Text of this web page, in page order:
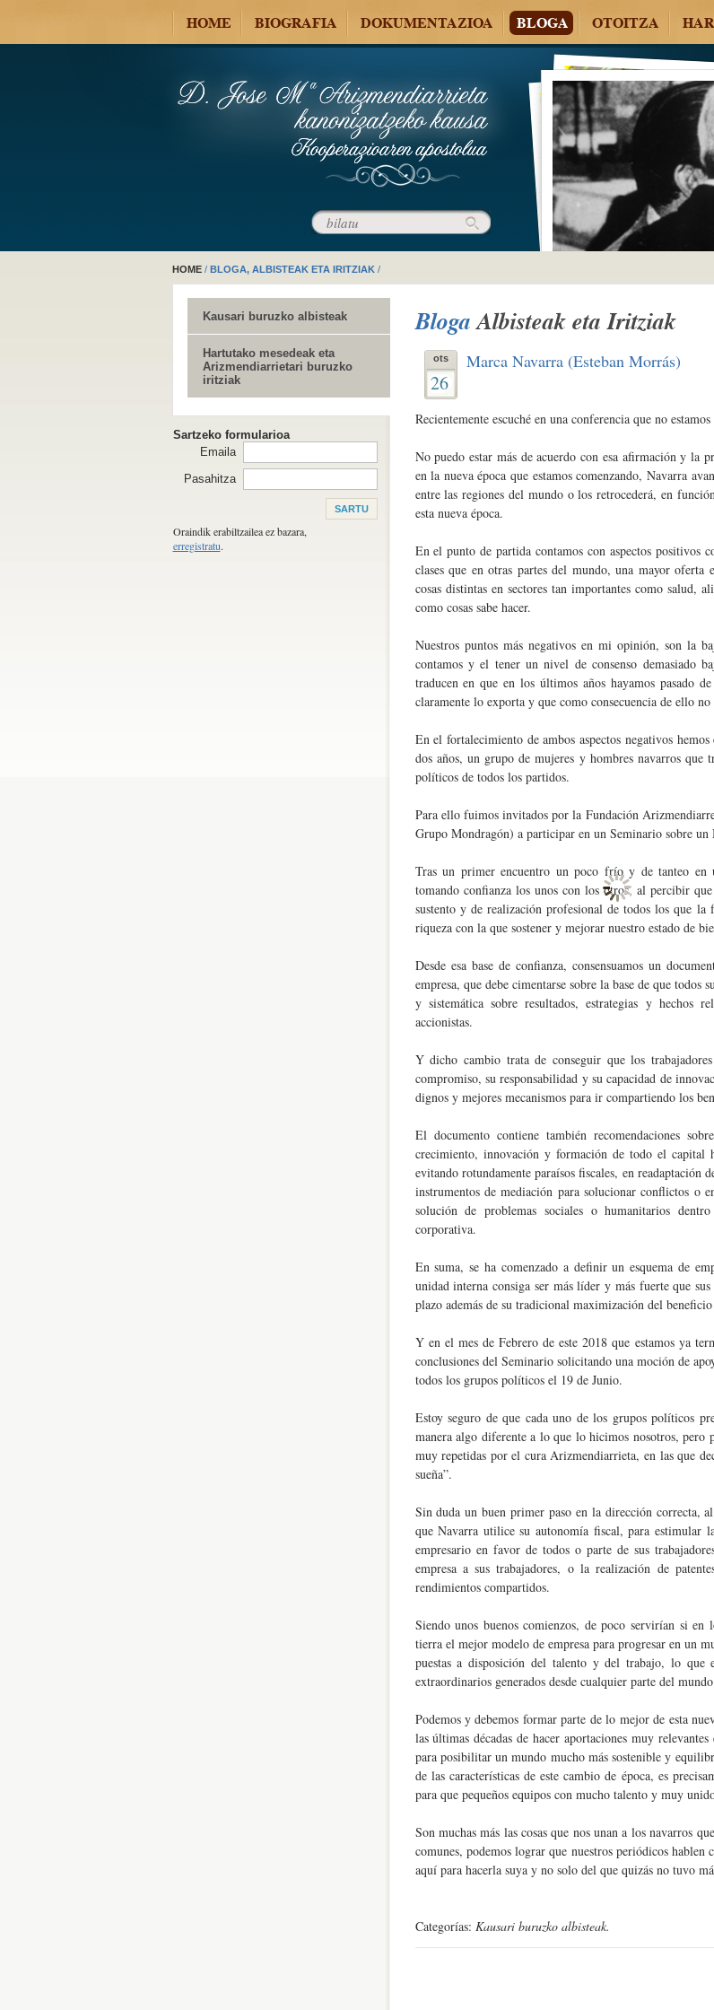
HOME BIOGRAFIA DOKUMENTAZIOA BLOGA OTOITZA
HOME/ BLOGA, ALBISTEAK ETA IRITZIAK/
Kausari buruzko albisteak
Hartutako mesedeak eta
Arizmendiarrietari buruzko
iritziak
Sartzeko formularioa
Emaila
Pasahitza
Oraindik erabiltzailea ez bazara,
erregistratu.
BlogaAlbisteak eta Iritziak
ots
26
Marca Navarra (Esteban Morrás)
Recientemente escuché en una conferencia que no
No puedo estar más de acuerdo con esa afirmación y la
en la nueva época que estamos comenzando, Navarra
entre las regiones del mundo o los retrocederá, en
esta nueva época.
En el punto de partida contamos con aspectos
clases que en otras partes del mundo, una mayor oferta
cosas distintas en sectores tan importantes como salud,
como cosas sabe hacer.
Nuestros puntos más negativos en mi opinión, son la
contamos y el tener un nivel de consenso demasiado
traducen en que en los últimos años hayamos pasado
claramente lo exporta y que como consecuencia de ello
En el fortalecimiento de ambos aspectos negativos
dos años, un grupo de mujeres y hombres navarros que
políticos de todos los partidos.
Para ello fuimos invitados por la Fundación
Grupo Mondragón) a participar en un Seminario sobre
Tras un primer encuentro un poco frío y de tanteo
tomando confianza los unos con los otros, al percibir
sustento y de realización profesional de todos los que
riqueza con la que sostener y mejorar nuestro estado de
Desde esa base de confianza, consensuamos un
empresa, que debe cimentarse sobre la base de que
y sistemática sobre resultados, estrategias y hechos
accionistas.
Y dicho cambio trata de conseguir que los
compromiso, su responsabilidad y su capacidad de
dignos y mejores mecanismos para ir compartiendo los
El documento contiene también recomendaciones
crecimiento, innovación y formación de todo el capital
evitando rotundamente paraísos fiscales, en
instrumentos de mediación para solucionar conflictos o
solución de problemas sociales o humanitarios
corporativa.
En suma, se ha comenzado a definir un esquema de
unidad interna consiga ser más líder y más fuerte que
plazo además de su tradicional maximización del
Y en el mes de Febrero de este 2018 que estamos ya
conclusiones del Seminario solicitando una moción de
todos los grupos políticos el 19 de Junio.
Estoy seguro de que cada uno de los grupos políticos
manera algo diferente a lo que lo hicimos nosotros, pero
muy repetidas por el cura Arizmendiarrieta, en las que
sueña”.
Sin duda un buen primer paso en la dirección correcta,
que Navarra utilice su autonomía fiscal, para estimular
empresario en favor de todos o parte de sus
empresa a sus trabajadores, o la realización de
rendimientos compartidos.
Siendo unos buenos comienzos, de poco servirían si
tierra el mejor modelo de empresa para progresar en un
puestas a disposición del talento y del trabajo, lo que
extraordinarios generados desde cualquier parte del
Podemos y debemos formar parte de lo mejor de esta
las últimas décadas de hacer aportaciones muy
para posibilitar un mundo mucho más sostenible y
de las características de este cambio de época, es
para que pequeños equipos con mucho talento y muy
Son muchas más las cosas que nos unan a los navarros
comunes, podemos lograr que nuestros periódicos
aquí para hacerla suya y no solo del que quizás no tuvo
Categorías: Kausari buruzko albisteak.